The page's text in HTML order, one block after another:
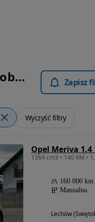
Opel Meriva - Samochody Osobowe Zapisz
Wyczyść filtry
Opel Meriva 1.4
1364 cm3 • 140 KM •
160 000 km
Manualna
Lechów